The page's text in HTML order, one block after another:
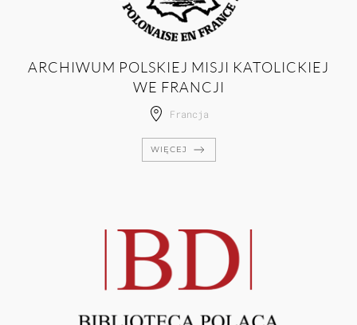
ARCHIWUM POLSKIEJ MISJI KATOLICKIEJ
WE FRANCJI
Francja
WIĘCEJ